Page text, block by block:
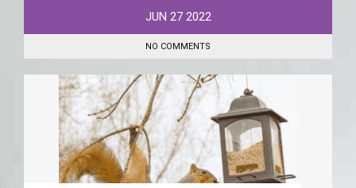
JUN 27 2022
NO COMMENTS